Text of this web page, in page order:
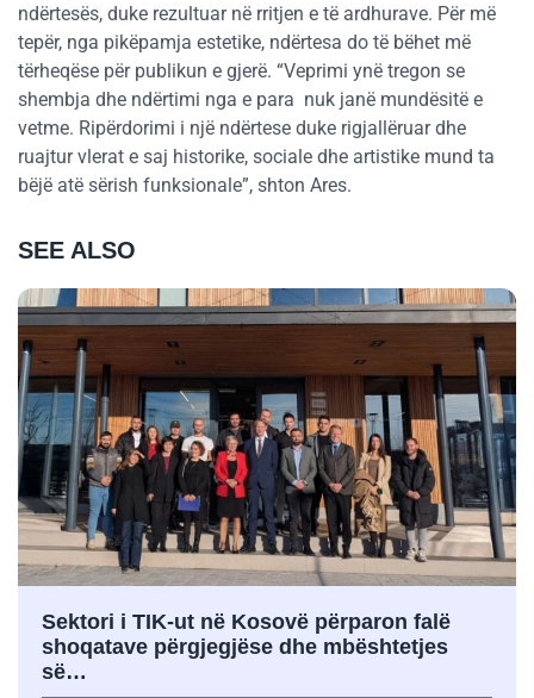
ndërtesës, duke rezultuar në rritjen e të ardhurave. Për më
tepër, nga pikëpamja estetike, ndërtesa do të bëhet më
tërheqëse për publikun e gjerë. “Veprimi ynë tregon se
shembja dhe ndërtimi nga e para nuk janë mundësitë e
vetme. Ripërdorimi i një ndërtese duke rigjallëruar dhe
ruajtur vlerat e saj historike, sociale dhe artistike mund ta
bëjë atë sërish funksionale”, shton Ares.
SEE ALSO
Sektori i TIK-ut në Kosovë përparon falë
shoqatave përgjegjëse dhe mbështetjes
së…